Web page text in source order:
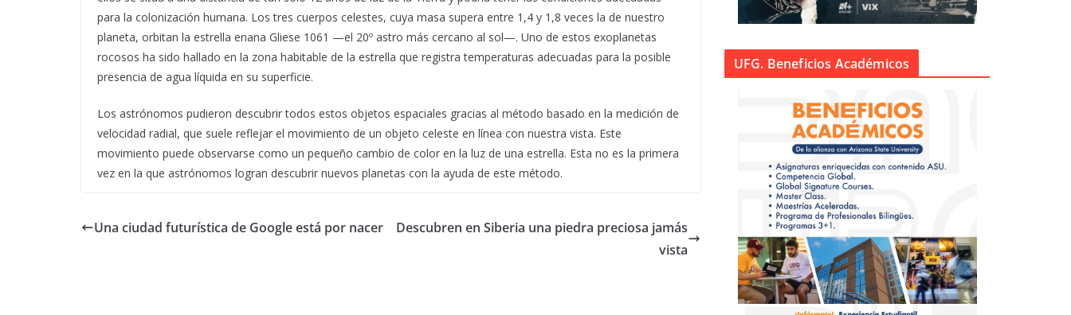
para la colonización humana. Los tres cuerpos celestes, cuya masa supera entre 1,4 y 1,8 veces la de nuestro
planeta, orbitan la estrella enana Gliese 1061 —el 20º astro más cercano al sol—. Uno de estos exoplanetas
rocosos ha sido hallado en la zona habitable de la estrella que registra temperaturas adecuadas para la posible
presencia de agua líquida en su superficie.
Los astrónomos pudieron descubrir todos estos objetos espaciales gracias al método basado en la medición de
velocidad radial, que suele reflejar el movimiento de un objeto celeste en línea con nuestra vista. Este
movimiento puede observarse como un pequeño cambio de color en la luz de una estrella. Esta no es la primera
vez en la que astrónomos logran descubrir nuevos planetas con la ayuda de este método.
Una ciudad futurística de Google está por nacer
Descubren en Siberia una piedra preciosa jamás
vista
UFG. Beneficios Académicos